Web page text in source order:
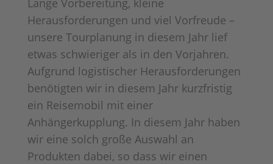
Lange Vorbereitung, kleine
Herausforderungen und viel Vorfreude –
unsere Tourplanung in diesem Jahr lief
etwas schwieriger als in den Vorjahren.
Aufgrund logistischer Herausforderungen
benötigten wir in diesem Jahr kurzfristig
ein Reisemobil mit einer
Anhängerkupplung. In diesem Jahr haben
wir eine solch große Auswahl an
Produkten dabei, so dass wir einen